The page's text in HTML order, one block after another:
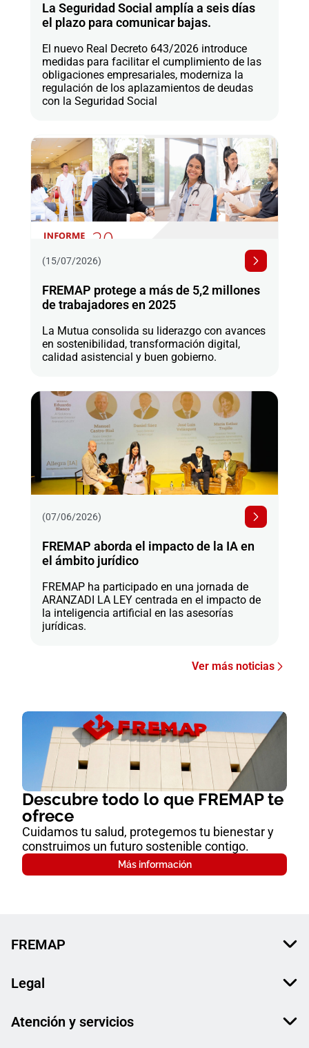
La Seguridad Social amplía a seis días
el plazo para comunicar bajas.
El nuevo Real Decreto 643/2026 introduce
medidas para facilitar el cumplimiento de las
obligaciones empresariales, moderniza la
regulación de los aplazamientos de deudas
con la Seguridad Social
(15/07/2026)
FREMAP protege a más de 5,2 millones
de trabajadores en 2025
La Mutua consolida su liderazgo con avances
en sostenibilidad, transformación digital,
calidad asistencial y buen gobierno.
(07/06/2026)
FREMAP aborda el impacto de la IA en
el ámbito jurídico
FREMAP ha participado en una jornada de
ARANZADI LA LEY centrada en el impacto de
la inteligencia artificial en las asesorías
jurídicas.
Ver más noticias
Descubre todo lo que FREMAP te
ofrece
Cuidamos tu salud, protegemos tu bienestar y
construimos un futuro sostenible contigo.
Más información
FREMAP
Legal
Atención y servicios